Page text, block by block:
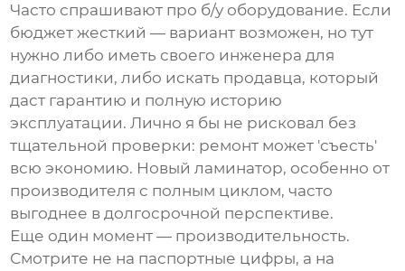
Часто спрашивают про б/у оборудование. Если
бюджет жесткий — вариант возможен, но тут
нужно либо иметь своего инженера для
диагностики, либо искать продавца, который
даст гарантию и полную историю
эксплуатации. Лично я бы не рисковал без
тщательной проверки: ремонт может 'съесть'
всю экономию. Новый ламинатор, особенно от
производителя с полным циклом, часто
выгоднее в долгосрочной перспективе.
Еще один момент — производительность.
Смотрите не на паспортные цифры, а на